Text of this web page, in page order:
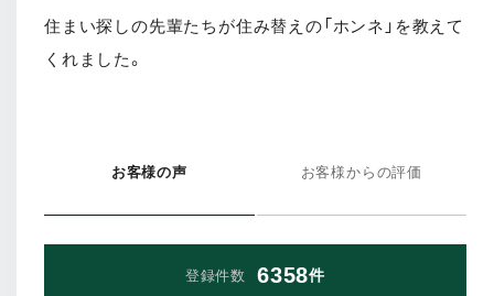
住まい探しの先輩たちが住み替えの「ホンネ」を教えて
くれました。
お客様の声 お客様からの評価
登録件数 6358件